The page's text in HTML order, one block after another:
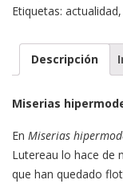
Etiquetas: actualidad,
Descripción
Miserias
En Miserias
Lutereau lo hace de
que han quedado